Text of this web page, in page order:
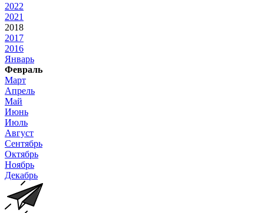
2022
2021
2018
2017
2016
Январь
Февраль
Март
Апрель
Май
Июнь
Июль
Август
Сентябрь
Октябрь
Ноябрь
Декабрь